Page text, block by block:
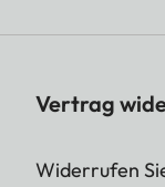
Vertrag
Widerrufen